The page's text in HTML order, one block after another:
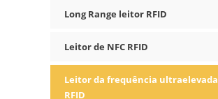
Long Range leitor RFID
Leitor de NFC RFID
Leitor da frequência ultraelevada
RFID